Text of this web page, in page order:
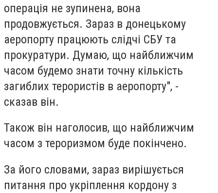
операція не зупинена, вона
продовжується. Зараз в донецькому
аеропорту працюють слідчі СБУ та
прокуратури. Думаю, що найближчим
часом будемо знати точну кількість
загиблих терористів в аеропорту", -
сказав він.
Також він наголосив, що найближчим
часом з тероризмом буде покінчено.
За його словами, зараз вирішується
питання про укріплення кордону з